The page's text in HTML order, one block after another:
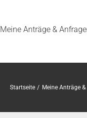
Meine Anträge &
Startseite Meine Anträge